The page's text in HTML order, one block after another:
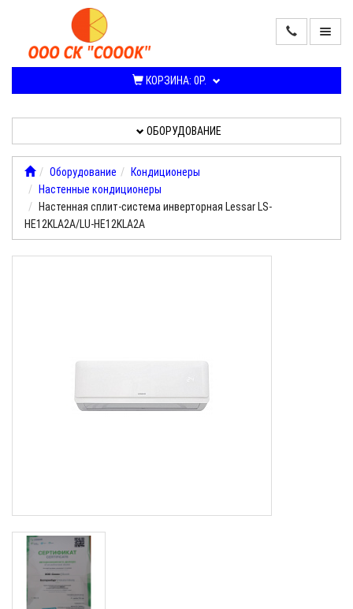
КОРЗИНА: 0Р.
ПРОДАЖА
СИСТЕМ
УСЛУГИ,
РАБОТЫ
ОБОРУДОВАНИЕ
Оборудование
Кондиционеры
Настенные кондиционеры
Настенная сплит-система инверторная Lessar LS-
HE12KLA2A/LU-HE12KLA2A